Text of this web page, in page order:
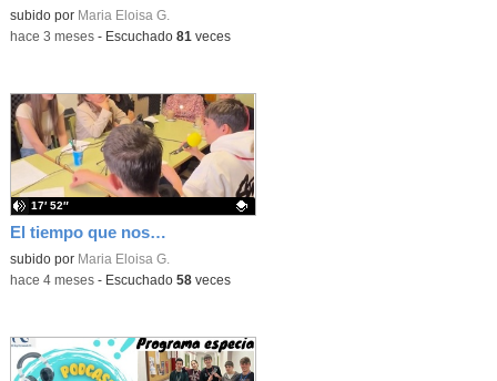
Contenido educativo.
subido por Maria Eloisa G.
-hace 3 meses- Escuchado 81veces
El tiempo que nos une. PROGRAMA 1 .
Contenido educativo.
subido por Maria Eloisa G.
17′ 52″
-hace 4 meses- Escuchado 58veces